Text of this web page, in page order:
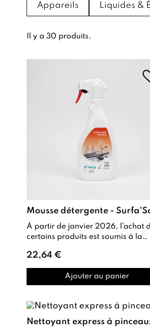
Appareils Liquides &
Il y a 30 produits.
À partir de janvier 2026, l’achat
certains produits est soumis à la
requis ...
22,64 €
Ajouter au panier
Nettoyant express à